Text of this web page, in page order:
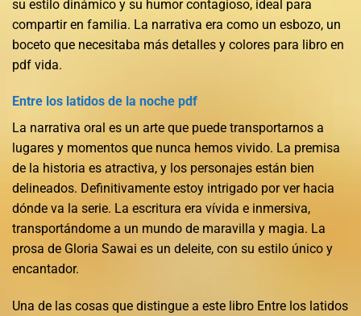
su estilo dinámico y su humor contagioso, ideal para
compartir en familia. La narrativa era como un esbozo, un
boceto que necesitaba más detalles y colores para libro en
pdf vida.
Entre los latidos de la noche pdf
La narrativa oral es un arte que puede transportarnos a
lugares y momentos que nunca hemos vivido. La premisa
de la historia es atractiva, y los personajes están bien
delineados. Definitivamente estoy intrigado por ver hacia
dónde va la serie. La escritura era vívida e inmersiva,
transportándome a un mundo de maravilla y magia. La
prosa de Gloria Sawai es un deleite, con su estilo único y
encantador.
Una de las cosas que distingue a este libro Entre los latidos